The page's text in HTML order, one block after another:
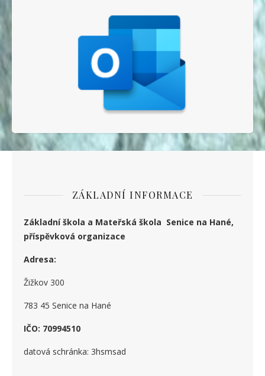
ZÁKLADNÍ INFORMACE
Základní škola a Mateřská škola Senice na Hané,
příspěvková organizace
Adresa:
Žižkov 300
783 45 Senice na Hané
IČO: 70994510
datová schránka: 3hsmsad